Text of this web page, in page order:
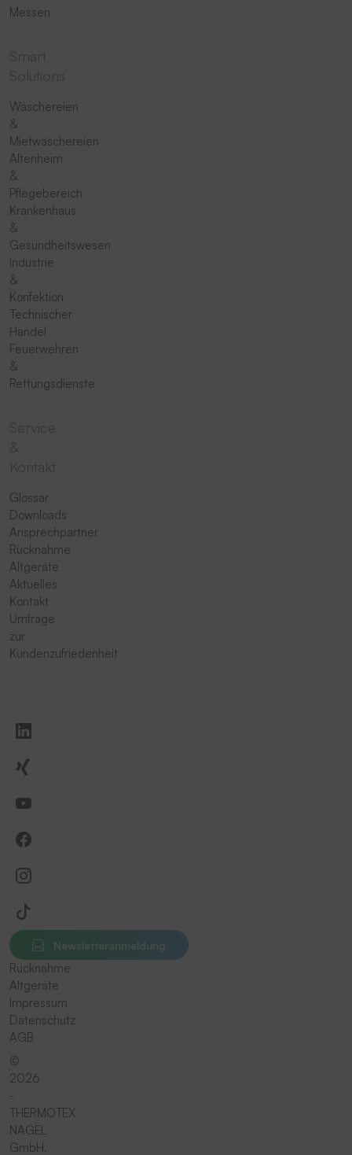
Messen
Wäschereien
&
Mietwäschereien
Altenheim
&
Pflegebereich
Krankenhaus
&
Gesundheitswesen
Industrie
&
Konfektion
Technischer
Handel
Feuerwehren
&
Rettungsdienste
Glossar
Downloads
Ansprechpartner
Rücknahme
Altgeräte
Aktuelles
Kontakt
Umfrage
zur
Kundenzufriedenheit
Newsletteranmeldung
Rücknahme
Altgeräte
Impressum
Datenschutz
AGB
©
2026
-
THERMOTEX
NAGEL
GmbH.